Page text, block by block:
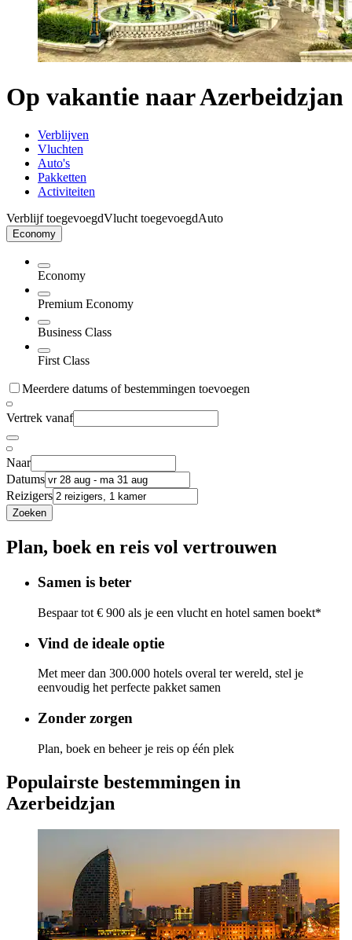
Op vakantie naar Azerbeidzjan
Verblijven
Vluchten
Auto's
Pakketten
Activiteiten
Verblijf toegevoegdVlucht toegevoegdAuto
Economy
Economy
Premium Economy
Business Class
First Class
Meerdere datums of bestemmingen toevoegen
Vertrek vanaf
Naar
Datums
Reizigers
Zoeken
Plan, boek en reis vol vertrouwen
Samen is beter
Bespaar tot € 900 als je een vlucht en hotel samen boekt*
Vind de ideale optie
Met meer dan 300.000 hotels overal ter wereld, stel je
eenvoudig het perfecte pakket samen
Zonder zorgen
Plan, boek en beheer je reis op één plek
Populairste bestemmingen in
Azerbeidzjan